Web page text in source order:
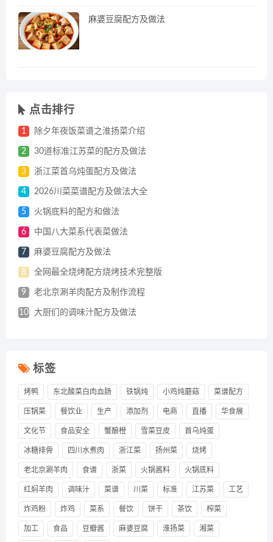
麻婆豆腐配方及做法
点击排行
1 除夕年夜饭菜谱之淮扬菜介绍
2 30道标准江苏菜的配方及做法
3 浙江菜首乌炖蛋配方及做法
4 2026川菜菜谱配方及做法大全
5 火锅底料的配方和做法
6 中国八大菜系代表菜做法
7 麻婆豆腐配方及做法
8 全网最全烧烤配方烧烤技术完整版
9 老北京涮羊肉配方及制作流程
10 大厨们的调味汁配方及做法
标签
烤鸭 东北酸菜白肉血肠 铁锅炖 小鸡炖蘑菇 菜谱配方
压锅菜 餐饮业 生产 添加剂 电商 直播 华食展
文化节 食品安全 蟹酿橙 雪菜豆皮 首乌炖蛋
冰糖排骨 四川水煮肉 浙江菜 扬州菜 烧烤
老北京涮羊肉 食谱 浙菜 火锅酱料 火锅底料
红焖羊肉 调味汁 菜谱 川菜 标准 江苏菜 工艺
炸鸡粉 炸鸡 菜系 餐饮 饼干 茶饮 榨菜
加工 食品 豆瓣酱 麻婆豆腐 淮扬菜 湘菜